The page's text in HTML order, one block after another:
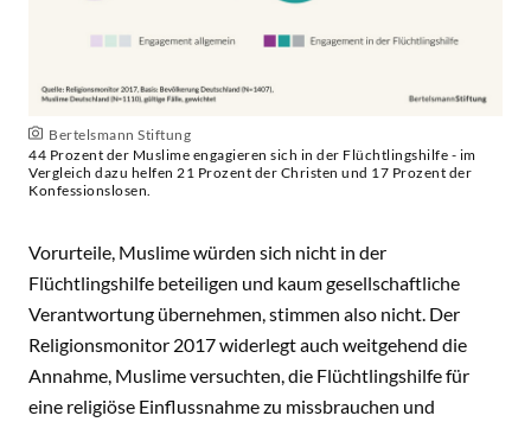
Bertelsmann Stiftung
44 Prozent der Muslime engagieren sich in der Flüchtlingshilfe - im
Vergleich dazu helfen 21 Prozent der Christen und 17 Prozent der
Konfessionslosen.
Vorurteile, Muslime würden sich nicht in der
Flüchtlingshilfe beteiligen und kaum gesellschaftliche
Verantwortung übernehmen, stimmen also nicht. Der
Religionsmonitor 2017 widerlegt auch weitgehend die
Annahme, Muslime versuchten, die Flüchtlingshilfe für
eine religiöse Einflussnahme zu missbrauchen und